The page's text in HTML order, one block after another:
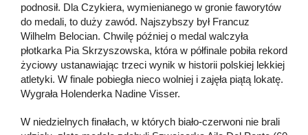
podnosił. Dla Czykiera, wymienianego w gronie faworytów
do medali, to duży zawód. Najszybszy był Francuz
Wilhelm Belocian. Chwilę później o medal walczyła
płotkarka Pia Skrzyszowska, która w półfinale pobiła rekord
życiowy ustanawiając trzeci wynik w historii polskiej lekkiej
atletyki. W finale pobiegła nieco wolniej i zajęła piątą lokatę.
Wygrała Holenderka Nadine Visser.
W niedzielnych finałach, w których biało-czerwoni nie brali